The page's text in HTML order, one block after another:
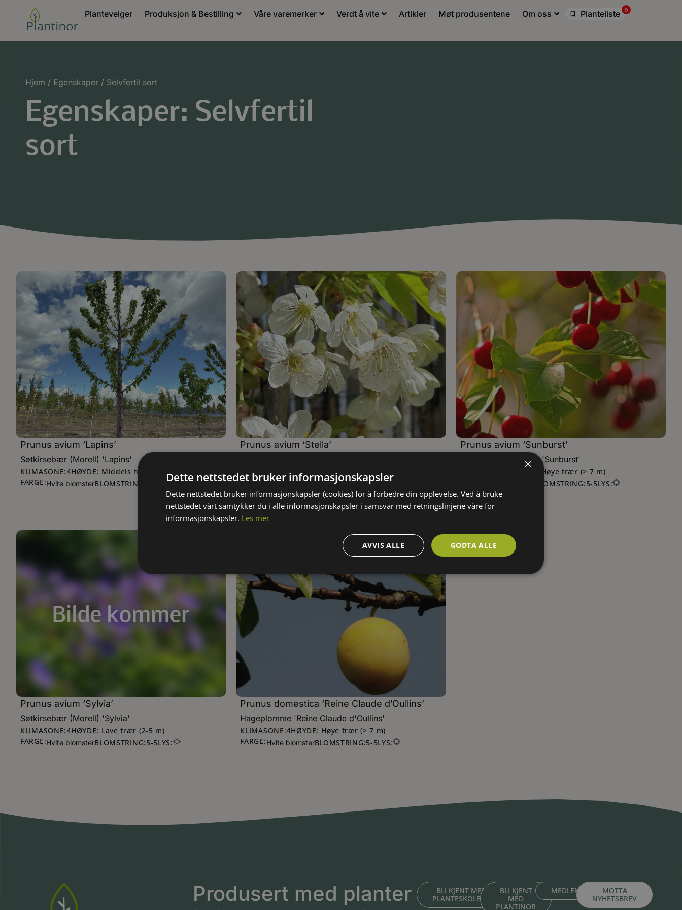
Plantevelger Produksjon & Bestilling Våre varemerker Verdt å vite Artikler Møt produsentene Om oss Planteliste 0
Hjem / Egenskaper / Selvfertil sort
Egenskaper: Selvfertil
sort
Prunus avium ‘Lapins’
Søtkirsebær (Morell) 'Lapins'
KLIMASONE:4HØYDE: Middels høye trær (5 -7 m)
FARGE:Hvite blomsterBLOMSTRING: LYS:
Prunus avium ‘Stella’
KLIMASONE: 4HØYDE: Middels høye trær (5 -7 m)
FARGE:Hvite blomsterBLOMSTRING:5-5LYS:
Prunus avium ‘Sunburst’
Søtkirsebær (Morell) 'Sunburst'
HØYDE: Høye trær (> 7 m)
BLOMSTRING:5-5LYS:
Prunus avium ‘Sylvia’
Søtkirsebær (Morell) 'Sylvia'
KLIMASONE:4HØYDE: Lave trær (2-5 m)
FARGE:Hvite blomsterBLOMSTRING:5-5LYS:
Prunus domestica ‘Reine Claude d’Oullins’
Hageplomme 'Reine Claude d'Oullins'
KLIMASONE:4HØYDE: Høye trær (> 7 m)
FARGE:Hvite blomsterBLOMSTRING:5-5LYS:
Produsert med planter
BLI KJENT MED
PLANTESKOLENE
BLI KJENT
MED
PLANTINOR
MEDLEMSPORTALMOTTA
NYHETSBREV
×
Dette nettstedet bruker informasjonskapsler
Dette nettstedet bruker informasjonskapsler (cookies) for å forbedre din opplevelse. Ved å bruke
nettstedet vårt samtykker du i alle informasjonskapsler i samsvar med retningslinjene våre for
informasjonskapsler. Les mer
GODTA ALLE
AVVIS ALLE